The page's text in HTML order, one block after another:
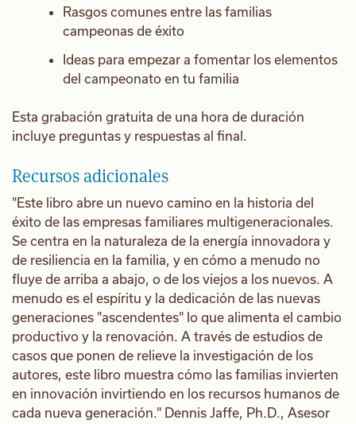
Rasgos comunes entre las familias
campeonas de éxito
Ideas para empezar a fomentar los elementos
del campeonato en tu familia
Esta grabación gratuita de una hora de duración
incluye preguntas y respuestas al final.
Recursos adicionales
"Este libro abre un nuevo camino en la historia del
éxito de las empresas familiares multigeneracionales.
Se centra en la naturaleza de la energía innovadora y
de resiliencia en la familia, y en cómo a menudo no
fluye de arriba a abajo, o de los viejos a los nuevos. A
menudo es el espíritu y la dedicación de las nuevas
generaciones "ascendentes" lo que alimenta el cambio
productivo y la renovación. A través de estudios de
casos que ponen de relieve la investigación de los
autores, este libro muestra cómo las familias invierten
en innovación invirtiendo en los recursos humanos de
cada nueva generación." Dennis Jaffe, Ph.D., Asesor